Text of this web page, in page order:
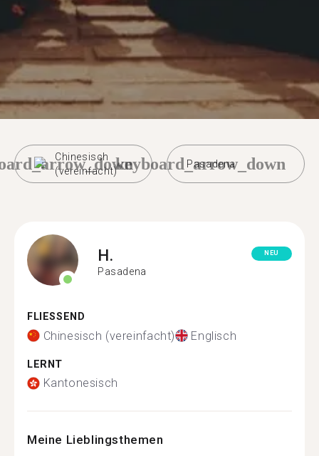
Chinesisch
(vereinfacht)
Pasadena
keyboard_arrow_down
H.
Pasadena
NEU
FLIESSEND
Chinesisch (vereinfacht) Englisch
LERNT
Kantonesisch
Meine Lieblingsthemen